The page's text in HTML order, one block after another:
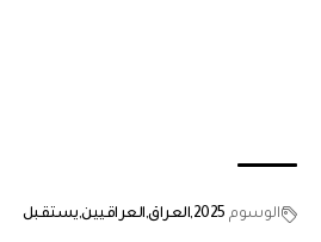
الوسوم 2025 العراق العراقيين يستقبل